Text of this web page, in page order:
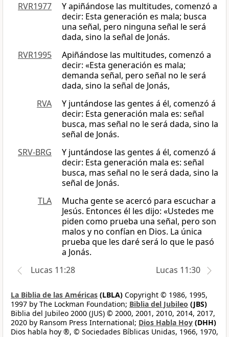
RVR1977
Y apiñándose las multitudes, comenzó a
decir: Esta generación es mala; busca
una señal, pero ninguna señal le será
dada, sino la señal de Jonás.
RVR1995
Apiñándose las multitudes, comenzó a
decir: «Esta generación es mala;
demanda señal, pero señal no le será
dada, sino la señal de Jonás,
RVA
Y juntándose las gentes á él, comenzó á
decir: Esta generación mala es: señal
busca, mas señal no le será dada, sino la
señal de Jonás.
SRV-BRG
Y juntándose las gentes á él, comenzó á
decir: Esta generación mala es: señal
busca, mas señal no le será dada, sino la
señal de Jonás.
TLA
Mucha gente se acercó para escuchar a
Jesús. Entonces él les dijo: «Ustedes me
piden como prueba una señal, pero son
malos y no confían en Dios. La única
prueba que les daré será lo que le pasó
a Jonás.
Lucas 11:28
Lucas 11:30
La Biblia de las Américas (LBLA) Copyright © 1986, 1995,
1997 by The Lockman Foundation; Biblia del Jubileo (JBS)
Biblia del Jubileo 2000 (JUS) © 2000, 2001, 2010, 2014, 2017,
2020 by Ransom Press International; Dios Habla Hoy (DHH)
Dios habla hoy ®, © Sociedades Bíblicas Unidas, 1966, 1970,